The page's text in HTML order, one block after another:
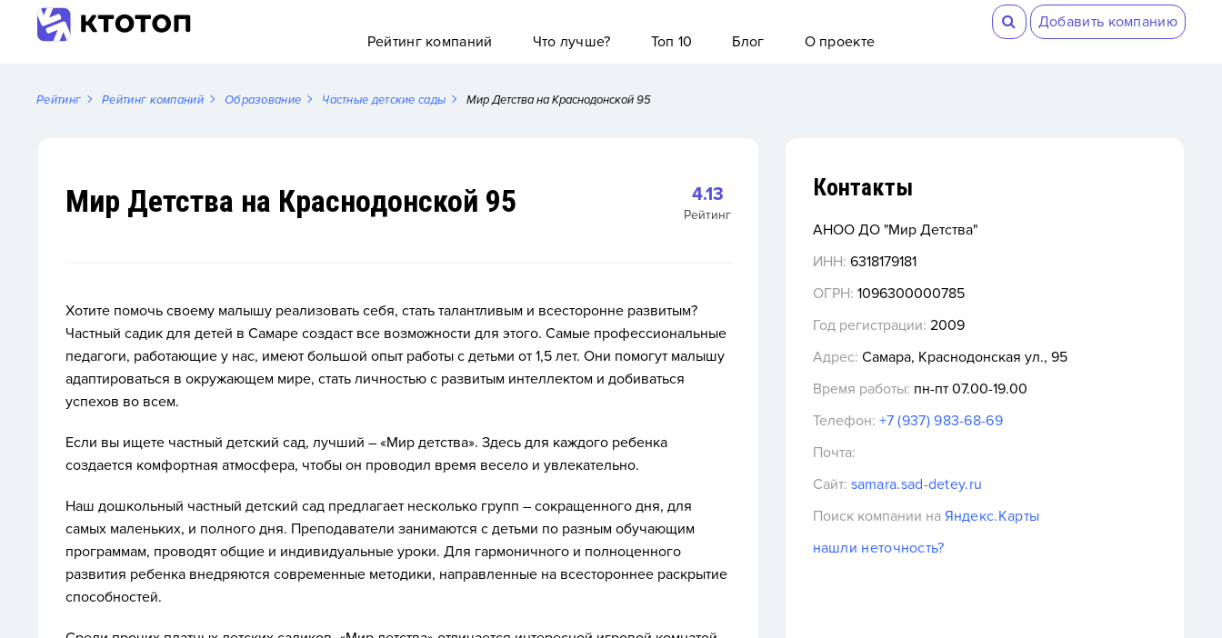
Добавить компанию
Рейтинг компаний
Что лучше? Топ 10 Блог О проекте
Рейтинг Рейтинг компаний Образование Частные детские сады Мир Детства на Краснодонской 95
Мир Детства на Краснодонской 95 4.13
Рейтинг
Хотите помочь своему малышу реализовать себя, стать талантливым и всесторонне развитым?
Частный садик для детей в Самаре создаст все возможности для этого. Самые профессиональные
педагоги, работающие у нас, имеют большой опыт работы с детьми от 1,5 лет. Они помогут малышу
адаптироваться в окружающем мире, стать личностью с развитым интеллектом и добиваться
успехов во всем.
Если вы ищете частный детский сад, лучший – «Мир детства». Здесь для каждого ребенка
создается комфортная атмосфера, чтобы он проводил время весело и увлекательно.
Наш дошкольный частный детский сад предлагает несколько групп – сокращенного дня, для
самых маленьких, и полного дня. Преподаватели занимаются с детьми по разным обучающим
программам, проводят общие и индивидуальные уроки. Для гармоничного и полноценного
развития ребенка внедряются современные методики, направленные на всестороннее раскрытие
способностей.
Контакты
АНОО ДО "Мир Детства"
ИНН: 6318179181
ОГРН: 1096300000785
Год регистрации: 2009
Адрес: Самара, Краснодонская ул., 95
Время работы: пн-пт 07.00-19.00
Телефон: +7 (937) 983-68-69
Почта:
Сайт: samara.sad-detey.ru
Поиск компании на Яндекс.Карты
нашли неточность?